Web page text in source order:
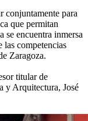
conjuntamente para
que permitan
se encuentra inmersa
las competencias
Zaragoza.
titular de
y Arquitectura, José